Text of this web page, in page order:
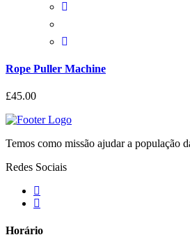
Rope Puller Machine
£45.00
Temos como missão ajudar a população
Redes Sociais
Horário